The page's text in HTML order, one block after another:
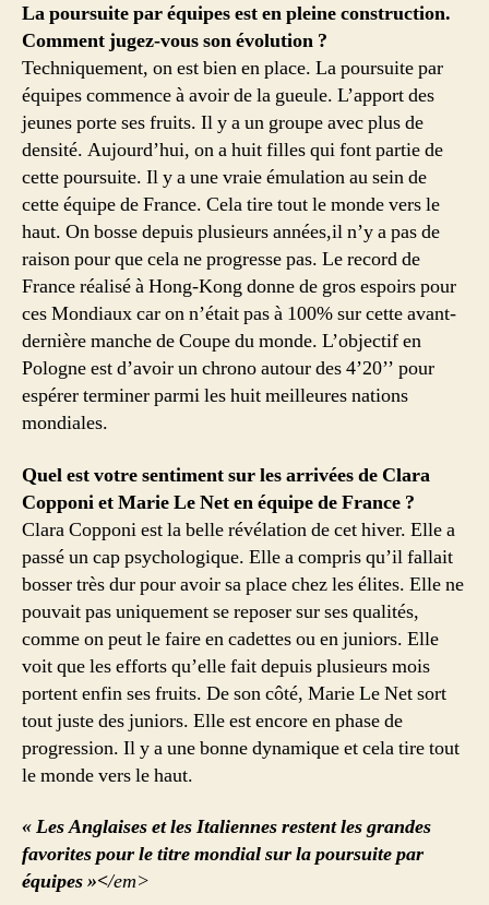
La poursuite par équipes est en pleine construction.
Comment jugez-vous son évolution ?
Techniquement, on est bien en place. La poursuite par
équipes commence à avoir de la gueule. L’apport des
jeunes porte ses fruits. Il y a un groupe avec plus de
densité. Aujourd’hui, on a huit filles qui font partie de
cette poursuite. Il y a une vraie émulation au sein de
cette équipe de France. Cela tire tout le monde vers le
haut. On bosse depuis plusieurs années,il n’y a pas de
raison pour que cela ne progresse pas. Le record de
France réalisé à Hong-Kong donne de gros espoirs pour
ces Mondiaux car on n’était pas à 100% sur cette avant-
dernière manche de Coupe du monde. L’objectif en
Pologne est d’avoir un chrono autour des 4’20’’ pour
espérer terminer parmi les huit meilleures nations
mondiales.
Quel est votre sentiment sur les arrivées de Clara
Copponi et Marie Le Net en équipe de France ?
Clara Copponi est la belle révélation de cet hiver. Elle a
passé un cap psychologique. Elle a compris qu’il fallait
bosser très dur pour avoir sa place chez les élites. Elle ne
pouvait pas uniquement se reposer sur ses qualités,
comme on peut le faire en cadettes ou en juniors. Elle
voit que les efforts qu’elle fait depuis plusieurs mois
portent enfin ses fruits. De son côté, Marie Le Net sort
tout juste des juniors. Elle est encore en phase de
progression. Il y a une bonne dynamique et cela tire tout
le monde vers le haut.
« Les Anglaises et les Italiennes restent les grandes
favorites pour le titre mondial sur la poursuite par
équipes »</em>